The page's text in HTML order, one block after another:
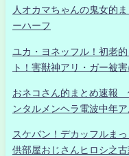
人オカマちゃんの鬼女的
ーハーフ
ユカ・ヨネッフル！初老
ト！害獣神アリ・ガー被
おネコさん的まとめ速報
ンタルメンヘラ電波中年
スケバン！デカッフルま
供部屋おじさんヒロシ之